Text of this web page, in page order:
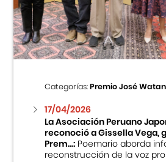
Centro Cultural Peruano
Cursos
Museo de la Inmigración
Fondo Editorial
Teatro Peruano Japonés
Categorías:Premio José
17/04/2026
La Asociación Peruano
reconoció a Gissella Vega,
Prem...:Poemario aborda
reconstrucción de la voz